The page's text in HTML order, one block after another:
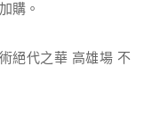
購。